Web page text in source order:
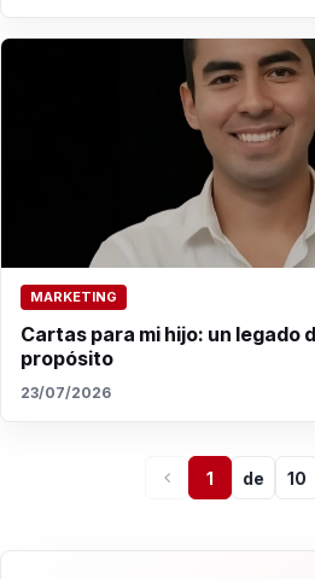
MARKETING
Cartas para mi hijo: un legado
propósito
23/07/2026
1 de 10